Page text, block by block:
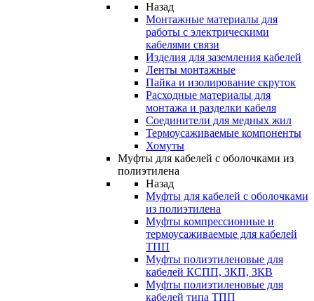
Назад
Монтажные материалы для
работы с электрическими
кабелями связи
Изделия для заземления кабелей
Ленты монтажные
Пайка и изолирование скруток
Расходные материалы для
монтажа и разделки кабеля
Соединители для медных жил
Термоусаживаемые компоненты
Хомуты
Муфты для кабелей с оболочками из
полиэтилена
Назад
Муфты для кабелей с оболочками
из полиэтилена
Муфты компрессионные и
термоусаживаемые для кабелей
ТПП
Муфты полиэтиленовые для
кабелей КСПП, ЗКП, ЗКВ
Муфты полиэтиленовые для
кабелей типа ТПП